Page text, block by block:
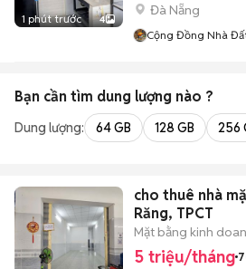
1 phút trước 4
Đà Nẵng
Cộng Đồng Nhà
Bạn cần tìm dung lượng nào ?
Dung lượng: 64 GB 128 GB 256
cho thuê nhà
Răng, TPCT
Mặt bằng kinh
5 triệu/tháng